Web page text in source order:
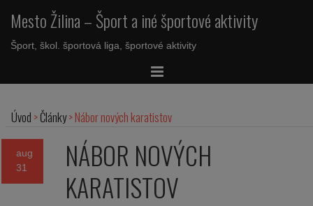
Mesto Žilina – Šport a iné športové aktivity
Šport, škol. športová liga, športové aktivity
Úvod >Články>Nábor nových karatistov
aug
31
NÁBOR NOVÝCH
KARATISTOV